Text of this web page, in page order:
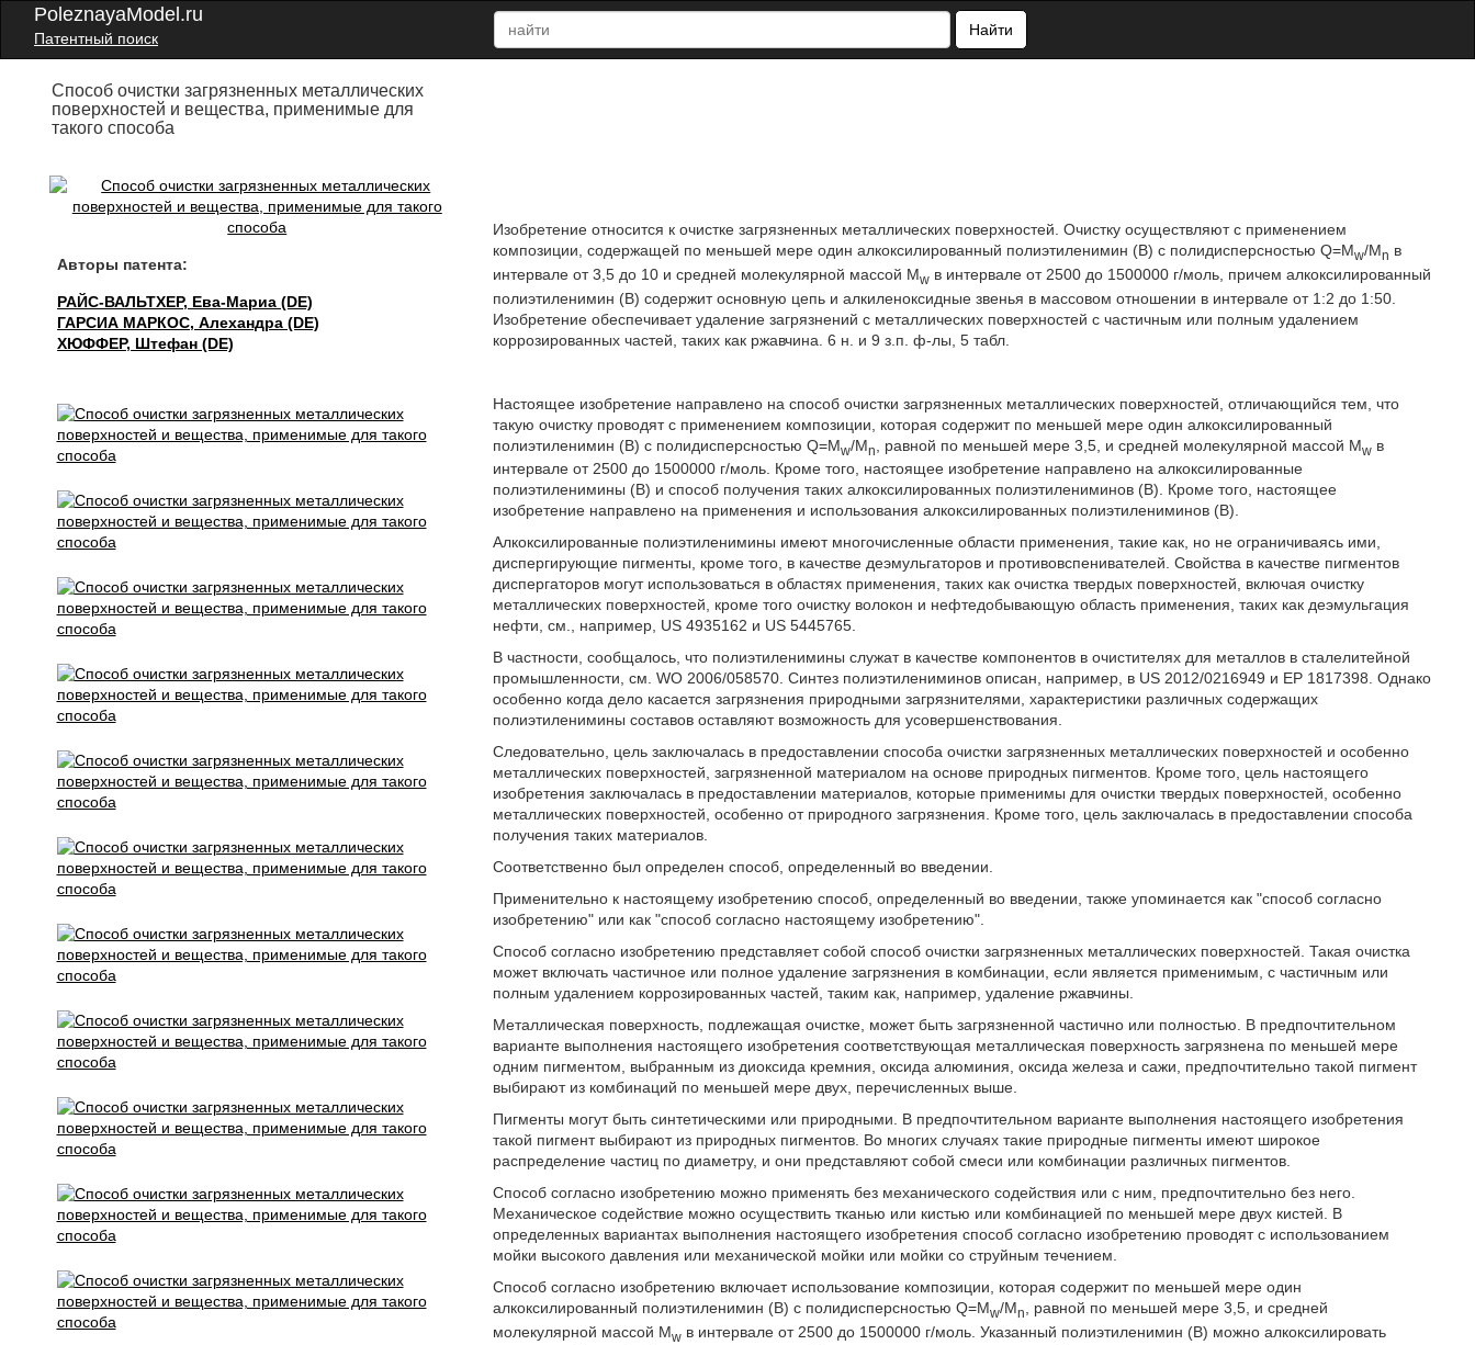
PoleznayaModel.ru
Патентный поиск
Найти
Способ очистки загрязненных металлических
поверхностей и вещества, применимые для
такого способа
Авторы патента:
РАЙС-ВАЛЬТХЕР, Ева-Мариа (DE)
ГАРСИА МАРКОС, Алехандра (DE)
ХЮФФЕР, Штефан (DE)
Изобретение относится к очистке загрязненных металлических поверхностей. Очистку осуществляют с применением
композиции, содержащей по меньшей мере один алкоксилированный полиэтиленимин (В) с полидисперсностью Q=Mw/Mn в
интервале от 3,5 до 10 и средней молекулярной массой Mw в интервале от 2500 до 1500000 г/моль, причем алкоксилированный
полиэтиленимин (В) содержит основную цепь и алкиленоксидные звенья в массовом отношении в интервале от 1:2 до 1:50.
Изобретение обеспечивает удаление загрязнений с металлических поверхностей с частичным или полным удалением
коррозированных частей, таких как ржавчина. 6 н. и 9 з.п. ф-лы, 5 табл.
Настоящее изобретение направлено на способ очистки загрязненных металлических поверхностей, отличающийся тем, что
такую очистку проводят с применением композиции, которая содержит по меньшей мере один алкоксилированный
полиэтиленимин (В) с полидисперсностью Q=Mw/Mn , равной по меньшей мере 3,5, и средней молекулярной массой Mw в
интервале от 2500 до 1500000 г/моль. Кроме того, настоящее изобретение направлено на алкоксилированные
полиэтиленимины (В) и способ получения таких алкоксилированных полиэтилениминов (В). Кроме того, настоящее
изобретение направлено на применения и использования алкоксилированных полиэтилениминов (В).
Алкоксилированные полиэтиленимины имеют многочисленные области применения, такие как, но не ограничиваясь ими,
диспергирующие пигменты, кроме того, в качестве деэмульгаторов и противовспенивателей. Свойства в качестве пигментов
диспергаторов могут использоваться в областях применения, таких как очистка твердых поверхностей, включая очистку
металлических поверхностей, кроме того очистку волокон и нефтедобывающую область применения, таких как деэмульгация
нефти, см., например, US 4935162 и US 5445765.
В частности, сообщалось, что полиэтиленимины служат в качестве компонентов в очистителях для металлов в сталелитейной
промышленности, см. WO 2006/058570. Синтез полиэтилениминов описан, например, в US 2012/0216949 и ЕР 1817398. Однако
особенно когда дело касается загрязнения природными загрязнителями, характеристики различных содержащих
полиэтиленимины составов оставляют возможность для усовершенствования.
Следовательно, цель заключалась в предоставлении способа очистки загрязненных металлических поверхностей и особенно
металлических поверхностей, загрязненной материалом на основе природных пигментов. Кроме того, цель настоящего
изобретения заключалась в предоставлении материалов, которые применимы для очистки твердых поверхностей, особенно
металлических поверхностей, особенно от природного загрязнения. Кроме того, цель заключалась в предоставлении способа
получения таких материалов.
Соответственно был определен способ, определенный во введении.
Применительно к настоящему изобретению способ, определенный во введении, также упоминается как "способ согласно
изобретению" или как "способ согласно настоящему изобретению".
Способ согласно изобретению представляет собой способ очистки загрязненных металлических поверхностей. Такая очистка
может включать частичное или полное удаление загрязнения в комбинации, если является применимым, с частичным или
полным удалением коррозированных частей, таким как, например, удаление ржавчины.
Металлическая поверхность, подлежащая очистке, может быть загрязненной частично или полностью. В предпочтительном
варианте выполнения настоящего изобретения соответствующая металлическая поверхность загрязнена по меньшей мере
одним пигментом, выбранным из диоксида кремния, оксида алюминия, оксида железа и сажи, предпочтительно такой пигмент
выбирают из комбинаций по меньшей мере двух, перечисленных выше.
Пигменты могут быть синтетическими или природными. В предпочтительном варианте выполнения настоящего изобретения
такой пигмент выбирают из природных пигментов. Во многих случаях такие природные пигменты имеют широкое
распределение частиц по диаметру, и они представляют собой смеси или комбинации различных пигментов.
Способ согласно изобретению можно применять без механического содействия или с ним, предпочтительно без него.
Механическое содействие можно осуществить тканью или кистью или комбинацией по меньшей мере двух кистей. В
определенных вариантах выполнения настоящего изобретения способ согласно изобретению проводят с использованием
мойки высокого давления или механической мойки или мойки со струйным течением.
Способ согласно изобретению включает использование композиции, которая содержит по меньшей мере один
алкоксилированный полиэтиленимин (В) с полидисперсностью Q=Mw/Mn, равной по меньшей мере 3,5, и средней
молекулярной массой Mw в интервале от 2500 до 1500000 г/моль. Указанный полиэтиленимин (В) можно алкоксилировать